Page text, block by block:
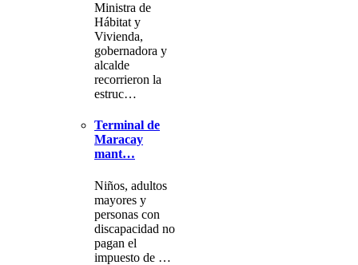
Ministra de
Hábitat y
Vivienda,
gobernadora y
alcalde
recorrieron la
estruc…
Terminal de
Maracay
mant…
Niños, adultos
mayores y
personas con
discapacidad no
pagan el
impuesto de …